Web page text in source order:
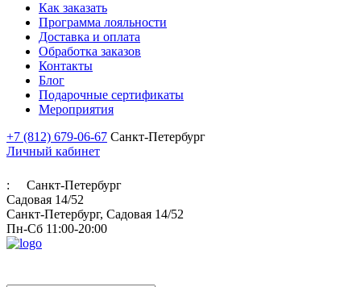
Как заказать
Программа лояльности
Доставка и оплата
Обработка заказов
Контакты
Блог
Подарочные сертификаты
Мероприятия
+7 (812) 679-06-67 Санкт-Петербург
Личный кабинет
:
Санкт-Петербург
Садовая 14/52
Санкт-Петербург, Садовая 14/52
Пн-Сб 11:00-20:00